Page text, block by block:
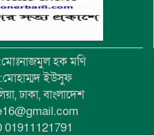
হক মণি
ইউসুফ
ঢাকা, বাংলাদেশ